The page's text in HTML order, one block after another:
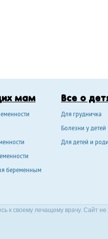
мам
беременным
Все о
Для грудничка
Болезни у детей
Для детей и
своему лечащему врачу. Сайт